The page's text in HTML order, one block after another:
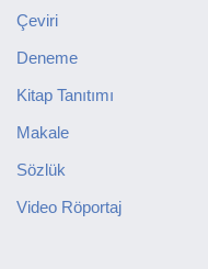
Çeviri
Deneme
Kitap Tanıtımı
Makale
Sözlük
Video Röportaj